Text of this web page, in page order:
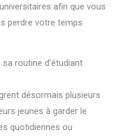
afin que vous
perdre votre temps
routine d’étudiant
désormais plusieurs
jeunes à garder le
quotidiennes ou